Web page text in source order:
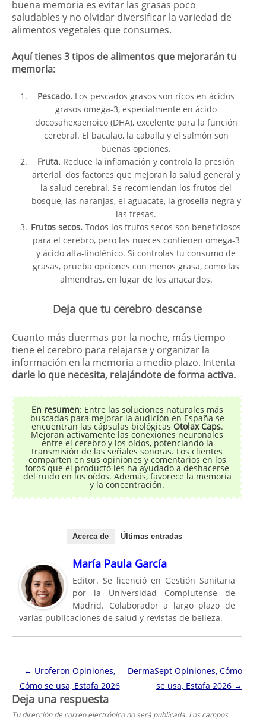
buena memoria es evitar las grasas poco
saludables y no olvidar diversificar la variedad de
alimentos vegetales que consumes.
Aquí tienes 3 tipos de alimentos que mejorarán tu
memoria:
Pescado. Los pescados grasos son ricos en ácidos
grasos omega-3, especialmente en ácido
docosahexaenoico (DHA), excelente para la función
cerebral. El bacalao, la caballa y el salmón son
buenas opciones.
Fruta. Reduce la inflamación y controla la presión
arterial, dos factores que mejoran la salud general y
la salud cerebral. Se recomiendan los frutos del
bosque, las naranjas, el aguacate, la grosella negra y
las fresas.
Frutos secos. Todos los frutos secos son beneficiosos
para el cerebro, pero las nueces contienen omega-3
y ácido alfa-linolénico. Si controlas tu consumo de
grasas, prueba opciones con menos grasa, como las
almendras, en lugar de los anacardos.
Deja que tu cerebro descanse
Cuanto más duermas por la noche, más tiempo
tiene el cerebro para relajarse y organizar la
información en la memoria a medio plazo. Intenta
darle lo que necesita, relajándote de forma activa.
En resumen: Entre las soluciones naturales más
buscadas para mejorar la audición en España se
encuentran las cápsulas biológicas Otolax Caps.
Mejoran activamente las conexiones neuronales
entre el cerebro y los oídos, potenciando la
transmisión de las señales sonoras. Los clientes
comparten en sus opiniones y comentarios en los
foros que el producto les ha ayudado a deshacerse
del ruido en los oídos. Además, favorece la memoria
y la concentración.
Acerca de Últimas entradas
María Paula García
Editor. Se licenció en Gestión Sanitaria
por la Universidad Complutense de
Madrid. Colaborador a largo plazo de
varias publicaciones de salud y revistas de belleza.
Navegación de entradas
← Uroferon Opiniones,
Cómo se usa, Estafa 2026
DermaSept Opiniones, Cómo
se usa, Estafa 2026 →
Deja una respuesta
Tu dirección de correo electrónico no será publicada. Los campos